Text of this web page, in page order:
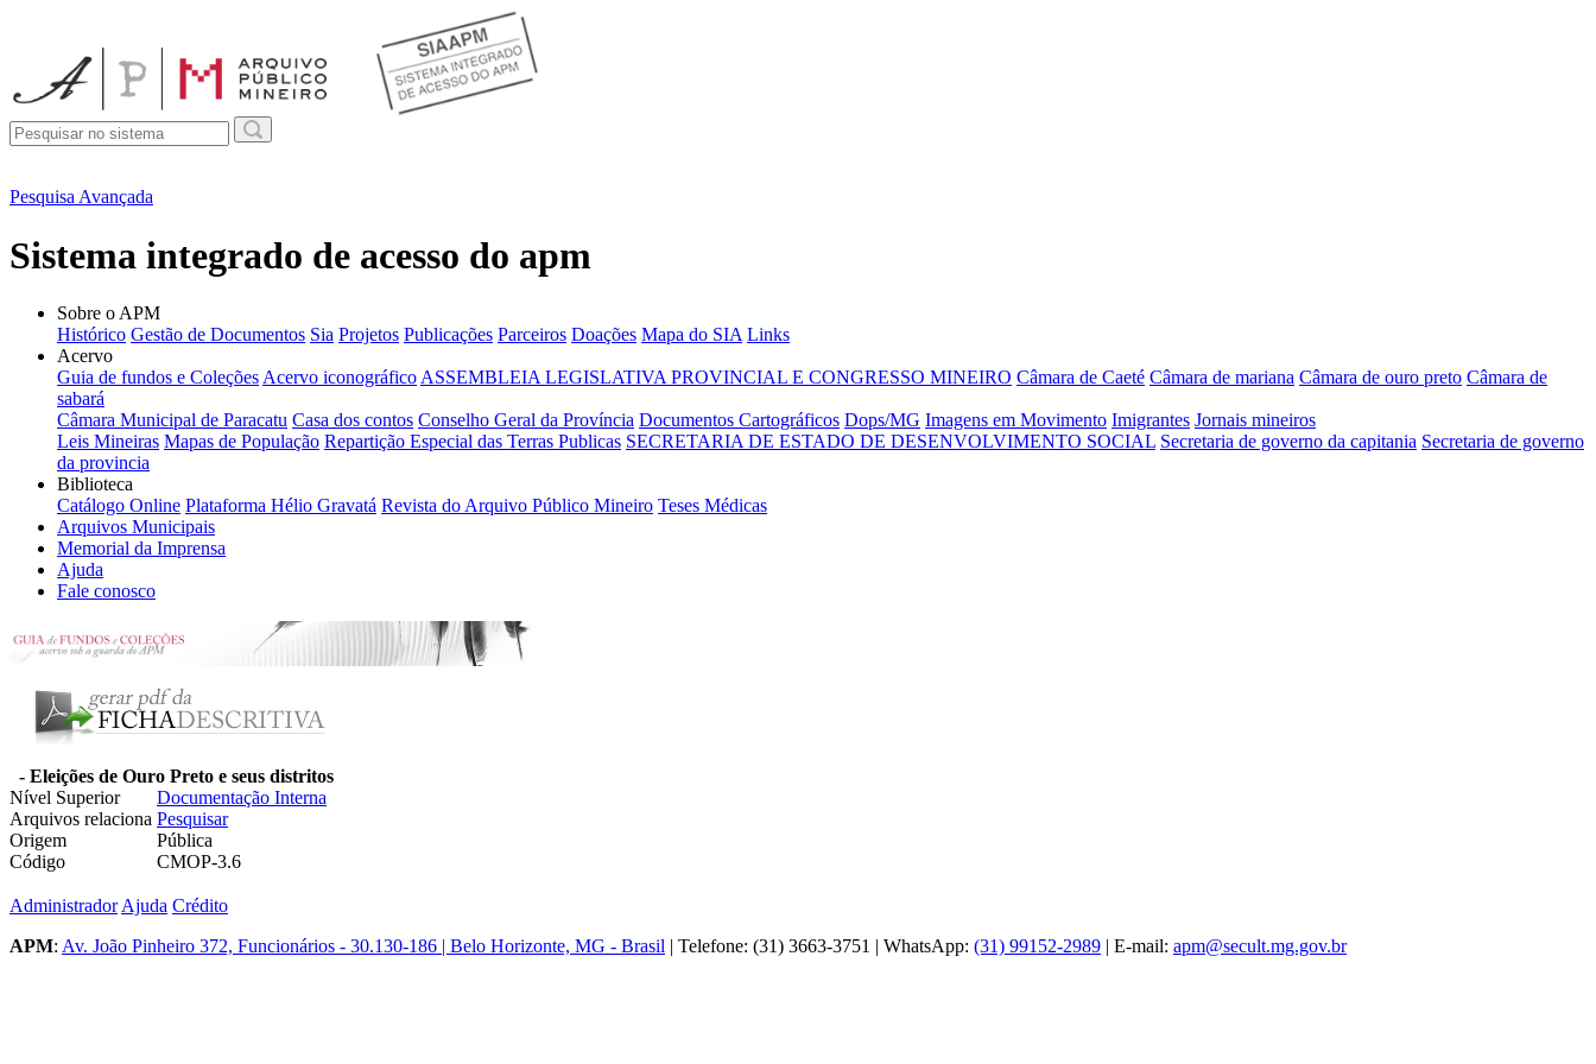
Pesquisa Avançada
Sistema integrado de acesso do apm
Sobre o APM
Histórico Gestão de Documentos Sia Projetos Publicações Parceiros Doações Mapa do SIA Links
Acervo
Guia de fundos e Coleções Acervo iconográfico ASSEMBLEIA LEGISLATIVA PROVINCIAL E CONGRESSO MINEIRO Câmara de Caeté Câmara de mariana Câmara de ouro preto Câmara de
sabará
Câmara Municipal de Paracatu Casa dos contos Conselho Geral da Província Documentos Cartográficos Dops/MG Imagens em Movimento Imigrantes Jornais mineiros
Leis Mineiras Mapas de População Repartição Especial das Terras Publicas SECRETARIA DE ESTADO DE DESENVOLVIMENTO SOCIAL Secretaria de governo da capitania Secretaria de governo
da provincia
Biblioteca
Catálogo Online Plataforma Hélio Gravatá Revista do Arquivo Público Mineiro Teses Médicas
Arquivos Municipais
Memorial da Imprensa
Ajuda
Fale conosco
- Eleições de Ouro Preto e seus distritos
Nível Superior
Documentação Interna
Arquivos relaciona Pesquisar
Origem
Pública
Código
CMOP-3.6
Administrador Ajuda Crédito
APM: Av. João Pinheiro 372, Funcionários - 30.130-186 | Belo Horizonte, MG - Brasil | Telefone: (31) 3663-3751 | WhatsApp: (31) 99152-2989 | E-mail: apm@secult.mg.gov.br